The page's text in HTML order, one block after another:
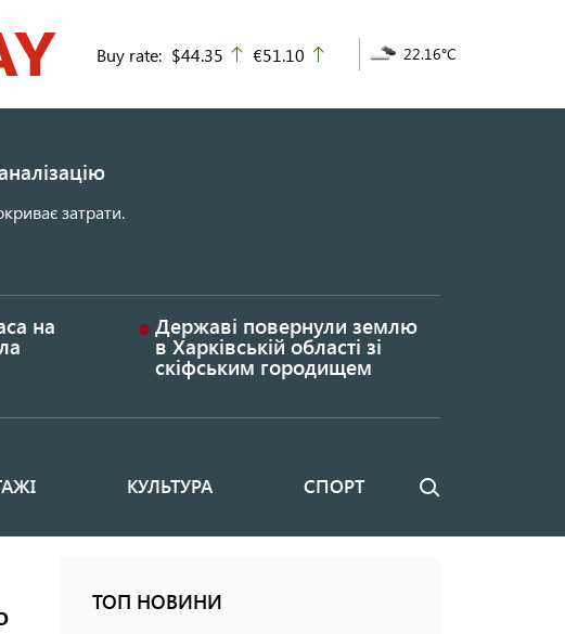
Buy rate: $44.35 up
€51.10 22.16°C
затрати.
на Державі повернули землю
в Харківській області зі
скіфським городищем
КУЛЬТУРА СПОРТ Пошук
ТОП НОВИНИ